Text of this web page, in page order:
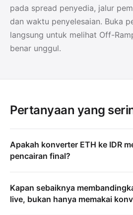
pada spread penyedia, jalur
dan waktu penyelesaian. Buka
langsung untuk melihat Off-
benar unggul.
Pertanyaan yang
Apakah konverter ETH ke IDR
pencairan final?
Kapan sebaiknya
live, bukan hanya memakai